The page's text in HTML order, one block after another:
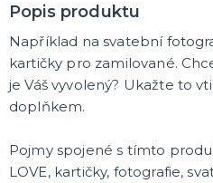
Popis produktu
Například na svatební
kartičky pro zamilované.
je Váš vyvolený? Ukažte to
doplňkem.
Pojmy spojené s tímto
LOVE, kartičky, fotografie,